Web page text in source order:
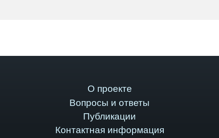
О проекте
Вопросы и ответы
Публикации
Контактная информация